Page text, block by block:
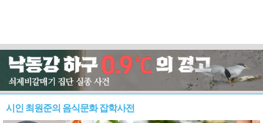
시인 최원준의 음식문화 잡학사전